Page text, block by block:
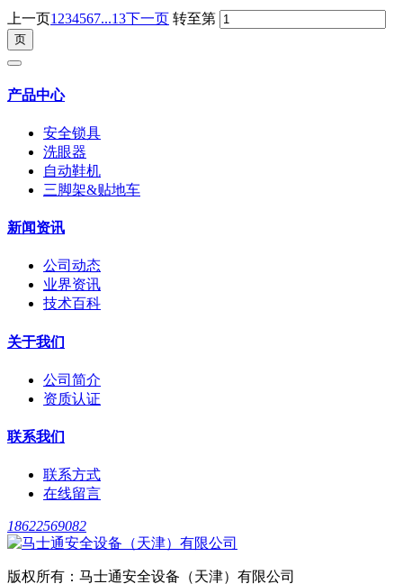
上一页1 234567...13下一页 转至第
产品中心
安全锁具
洗眼器
自动鞋机
三脚架&贴地车
新闻资讯
公司动态
业界资讯
技术百科
关于我们
公司简介
资质认证
联系我们
联系方式
在线留言
18622569082
版权所有：马士通安全设备（天津）有限公司